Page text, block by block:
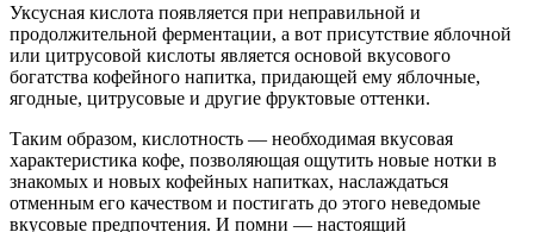
Уксусная кислота появляется при неправильной и
продолжительной ферментации, а вот присутствие яблочной
или цитрусовой кислоты является основой вкусового
богатства кофейного напитка, придающей ему яблочные,
ягодные, цитрусовые и другие фруктовые оттенки.
Таким образом, кислотность — необходимая вкусовая
характеристика кофе, позволяющая ощутить новые нотки в
знакомых и новых кофейных напитках, наслаждаться
отменным его качеством и постигать до этого неведомые
вкусовые предпочтения. И помни — настоящий